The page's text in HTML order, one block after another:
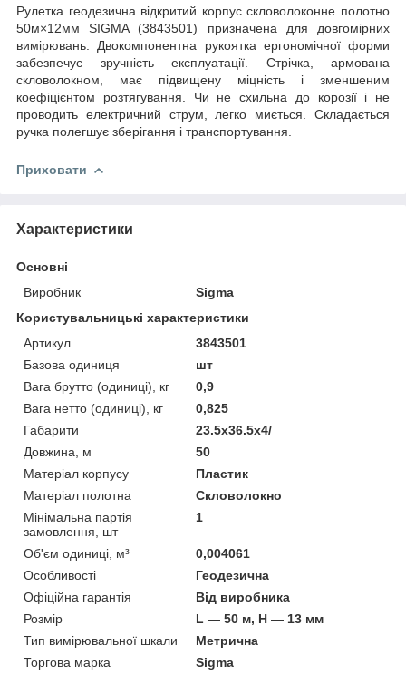
Рулетка геодезична відкритий корпус скловолоконне полотно
50м×12мм SIGMA (3843501) призначена для довгомірних
вимірювань. Двокомпонентна рукоятка ергономічної форми
забезпечує зручність експлуатації. Стрічка, армована
скловолокном, має підвищену міцність і зменшеним
коефіцієнтом розтягування. Чи не схильна до корозії і не
проводить електричний струм, легко миється. Складається
ручка полегшує зберігання і транспортування.
Приховати
Характеристики
Основні
Виробник
Sigma
Користувальницькі характеристики
Артикул
3843501
Базова одиниця
шт
Вага брутто (одиниці), кг
0,9
Вага нетто (одиниці), кг
0,825
Габарити
23.5x36.5x4/
Довжина, м
50
Матеріал корпусу
Пластик
Матеріал полотна
Скловолокно
Мінімальна партія
замовлення, шт
1
Об'єм одиниці, м³
0,004061
Особливості
Геодезична
Офіційна гарантія
Від виробника
Розмір
L — 50 м, H — 13 мм
Тип вимірювальної шкали
Метрична
Торгова марка
Sigma